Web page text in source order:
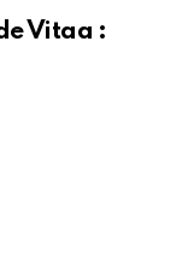
Vitaa :